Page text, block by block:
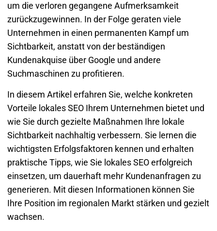
um die verloren gegangene Aufmerksamkeit
zurückzugewinnen. In der Folge geraten viele
Unternehmen in einen permanenten Kampf um
Sichtbarkeit, anstatt von der beständigen
Kundenakquise über Google und andere
Suchmaschinen zu profitieren.
In diesem Artikel erfahren Sie, welche konkreten
Vorteile lokalesSEO Ihrem Unternehmen bietet und
wie Sie durch gezielte Maßnahmen Ihre lokale
Sichtbarkeit nachhaltig verbessern. Sie lernen die
wichtigsten Erfolgsfaktoren kennen und erhalten
praktische Tipps, wie Sie lokales SEO erfolgreich
einsetzen, um dauerhaft mehr Kundenanfragen zu
generieren. Mit diesen Informationen können Sie
Ihre Position im regionalen Markt stärken und gezielt
wachsen.